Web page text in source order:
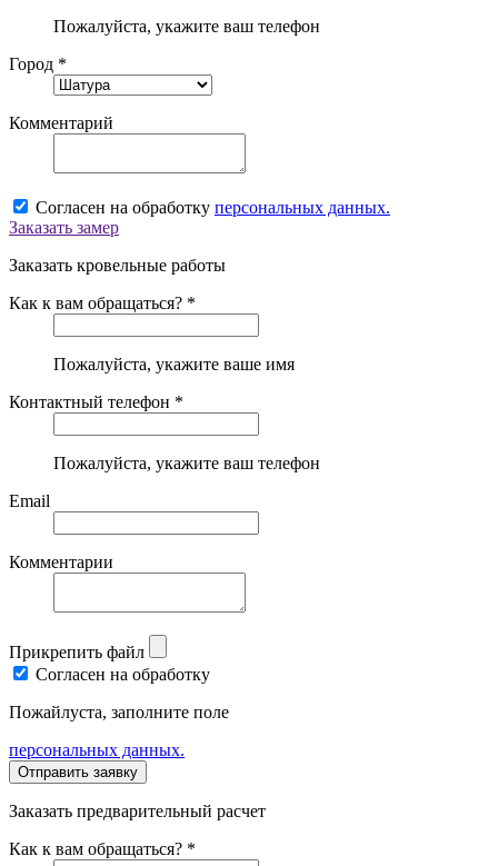
Пожалуйста, укажите ваш телефон
Город *
Комментарий
Согласен на обработку персональных данных.
Заказать замер
Заказать кровельные работы
Как к вам обращаться? *
Пожалуйста, укажите ваше имя
Контактный телефон *
Пожалуйста, укажите ваш телефон
Email
Комментарии
Прикрепить файл
Согласен на обработку
Пожайлуста, заполните поле
персональных данных.
Заказать предварительный расчет
Как к вам обращаться? *